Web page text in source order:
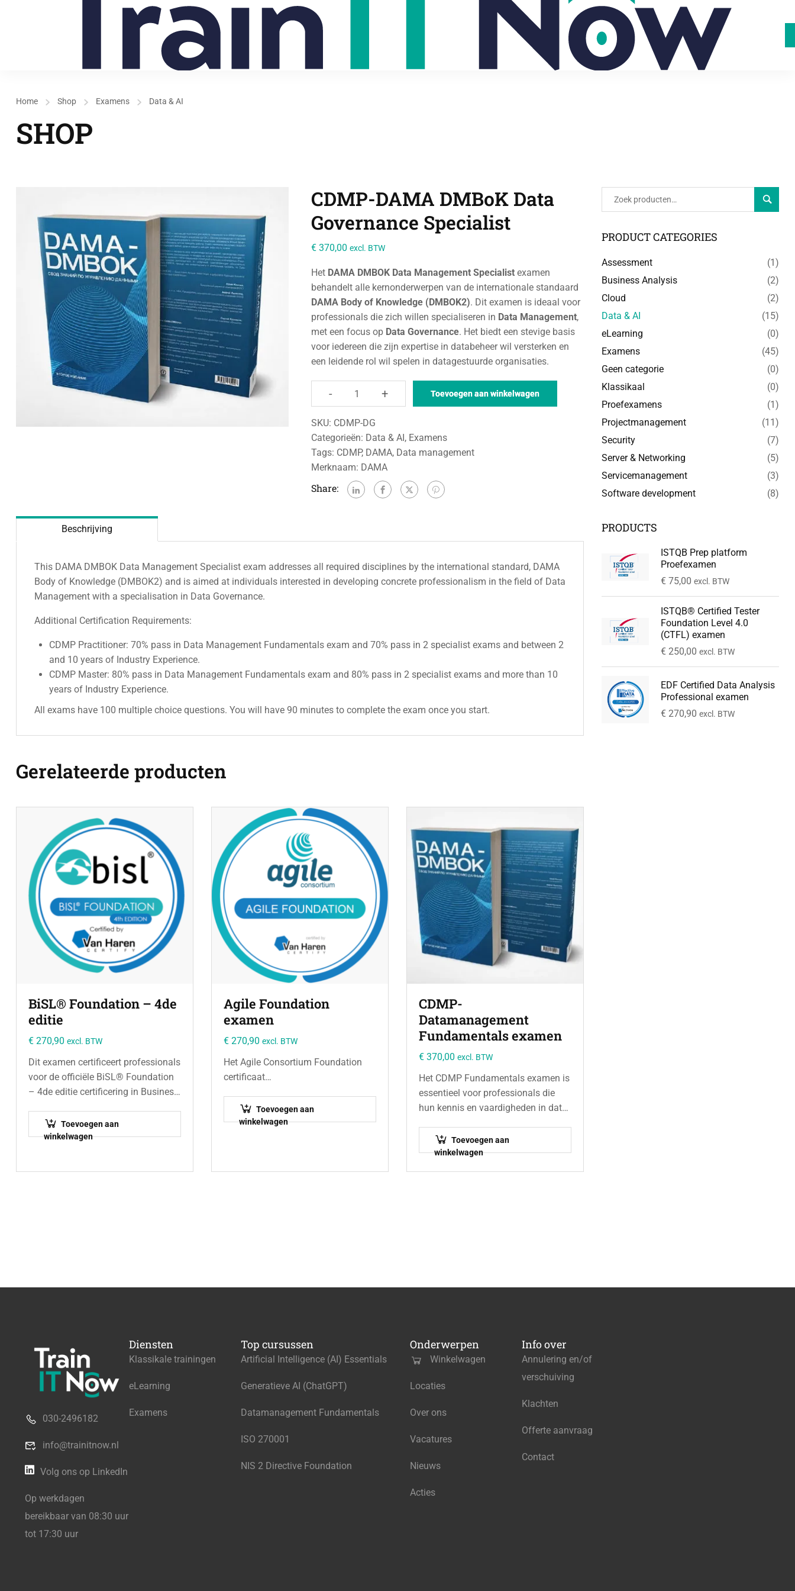
Home Shop Examens Data & AI
SHOP
CDMP-DAMA DMBoK Data
Governance Specialist
€ 370,00 excl. BTW
Het DAMA DMBOK Data Management Specialist examen
behandelt alle kernonderwerpen van de internationale standaard
DAMA Body of Knowledge (DMBOK2). Dit examen is ideaal voor
professionals die zich willen specialiseren in Data Management,
met een focus op Data Governance. Het biedt een stevige basis
voor iedereen die zijn expertise in databeheer wil versterken en
een leidende rol wil spelen in datagestuurde organisaties.
- + Toevoegen aan winkelwagen
SKU: CDMP-DG
Categorieën: Data & AI, Examens
Tags: CDMP, DAMA, Data management
Merknaam: DAMA
Share:
Beschrijving
This DAMA DMBOK Data Management Specialist exam addresses all required disciplines by the international standard, DAMA
Body of Knowledge (DMBOK2) and is aimed at individuals interested in developing concrete professionalism in the field of Data
Management with a specialisation in Data Governance.
Additional Certification Requirements:
CDMP Practitioner: 70% pass in Data Management Fundamentals exam and 70% pass in 2 specialist exams and between 2
and 10 years of Industry Experience.
CDMP Master: 80% pass in Data Management Fundamentals exam and 80% pass in 2 specialist exams and more than 10
years of Industry Experience.
All exams have 100 multiple choice questions. You will have 90 minutes to complete the exam once you start.
Gerelateerde producten
BiSL® Foundation – 4de
editie
€ 270,90 excl. BTW
Dit examen certificeert professionals
voor de officiële BiSL® Foundation
– 4de editie certificering in Business
functioneel beheer. BISL® biedt
waardevolle richtlijnen voor effectief
Toevoegen aan
winkelwagen
Agile Foundation
examen
€ 270,90 excl. BTW
Het Agile Consortium Foundation
certificaat…
Toevoegen aan
winkelwagen
CDMP-
Datamanagement
Fundamentals examen
€ 370,00 excl. BTW
Het CDMP Fundamentals examen is
essentieel voor professionals die
hun kennis en vaardigheden in data
volgens internationale standaarden.
Het examen biedt een solide basis in
Toevoegen aan
winkelwagen
Zoeken
PRODUCT CATEGORIES
Assessment
(1)
Business Analysis
(2)
Cloud
(2)
Data & AI
(15)
eLearning
(0)
Examens
(45)
Geen categorie
(0)
Klassikaal
(0)
Proefexamens
(1)
Projectmanagement
(11)
Security
(7)
Server & Networking
(5)
Servicemanagement
(3)
Software development
(8)
PRODUCTS
ISTQB Prep platform
Proefexamen
€ 75,00 excl. BTW
ISTQB® Certified Tester
Foundation Level 4.0
(CTFL) examen
€ 250,00 excl. BTW
EDF Certified Data Analysis
Professional examen
€ 270,90 excl. BTW
030-2496182
info@trainitnow.nl
Volg ons op LinkedIn
Op werkdagen
bereikbaar van 08:30 uur
tot 17:30 uur
Diensten
Klassikale trainingen
eLearning
Examens
Top cursussen
Artificial Intelligence (AI) Essentials
Generatieve AI (ChatGPT)
Datamanagement Fundamentals
ISO 270001
NIS 2 Directive Foundation
Onderwerpen
Winkelwagen
Locaties
Over ons
Vacatures
Nieuws
Acties
Info over
Annulering en/of
verschuiving
Klachten
Offerte aanvraag
Contact